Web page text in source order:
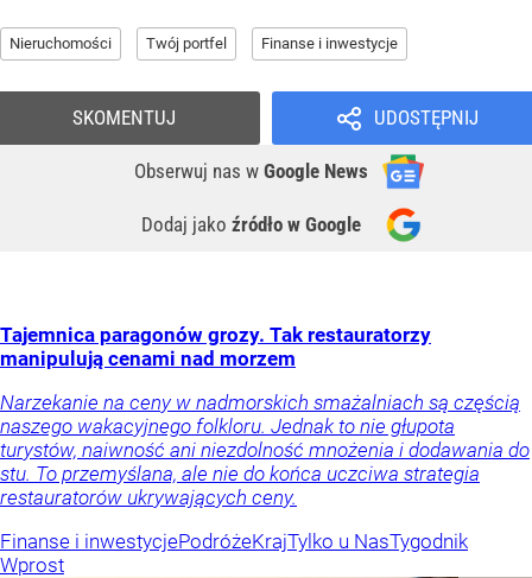
Nieruchomości Twój portfel Finanse i inwestycje
UDOSTĘPNIJ
Obserwuj nas w Google News
Dodaj jako źródło w Google
SKOMENTUJ
Tajemnica paragonów grozy. Tak restauratorzy
manipulują cenami nad morzem
Narzekanie na ceny w nadmorskich smażalniach są częścią
naszego wakacyjnego folkloru. Jednak to nie głupota
turystów, naiwność ani niezdolność mnożenia i dodawania do
stu. To przemyślana, ale nie do końca uczciwa strategia
restauratorów ukrywających ceny.
Finanse i inwestycjePodróżeKrajTylko u NasTygodnik
Wprost